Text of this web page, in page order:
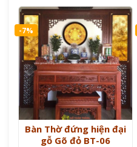
-7%
Bàn Thờ đứng hiện đại
gỗ Gõ đỏ BT-06